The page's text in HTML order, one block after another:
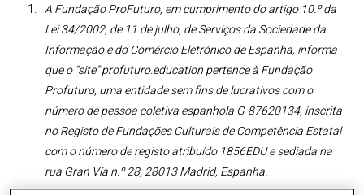
A Fundação ProFuturo, em cumprimento do artigo 10.º da
Lei 34/2002, de 11 de julho, de Serviços da Sociedade da
Informação e do Comércio Eletrónico de Espanha, informa
queo “site” profuturo.education pertence à Fundação
Profuturo, uma entidade sem fins de lucrativos com o
número de pessoa coletiva espanhola G-87620134, inscrita
no Registo de Fundações Culturais de Competência Estatal
com o número de registo atribuído 1856EDU e sediada na
rua Gran Vía n.º 28, 28013 Madrid, Espanha.